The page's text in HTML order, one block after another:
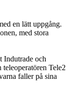
en lätt uppgång.
med stora
Indutrade och
teleoperatören Tele2
faller på sina